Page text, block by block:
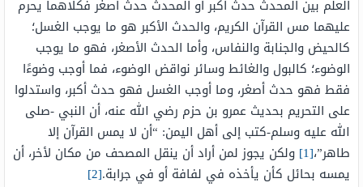
العلم بين المحدث حدث أكبر أو المحدث حدث أصغر فكلاهما يحرم
عليهما مس القرآن الكريم، والحدث الأكبر‏‏ هو ما يوجب الغسل؛
كالحيض والجنابة والنفاس‏‏، وأما الحدث الأصغر، فهو ما يوجب
الوضوء؛ كالبول والغائط وسائر نواقض الوضوء، فما أوجب وضوءًا
فقط فهو حدث أصغر، وما أوجب الغسل فهو حدث أكبر، واستدلوا
على التحريم بحديث عمرو بن حزم رضي الله عنه، أن النبي -صلى
الله عليه وسلم-كتب إلى أهل اليمن: “أن لا يمس القرآن إلا
طاهر”،[1]
ولكن يجوز لمن أراد أن ينقل المصحف من مكان لأخر، أن
يمسه بحائل كأن يأخذه في لفافة أو في جرابة.[2]